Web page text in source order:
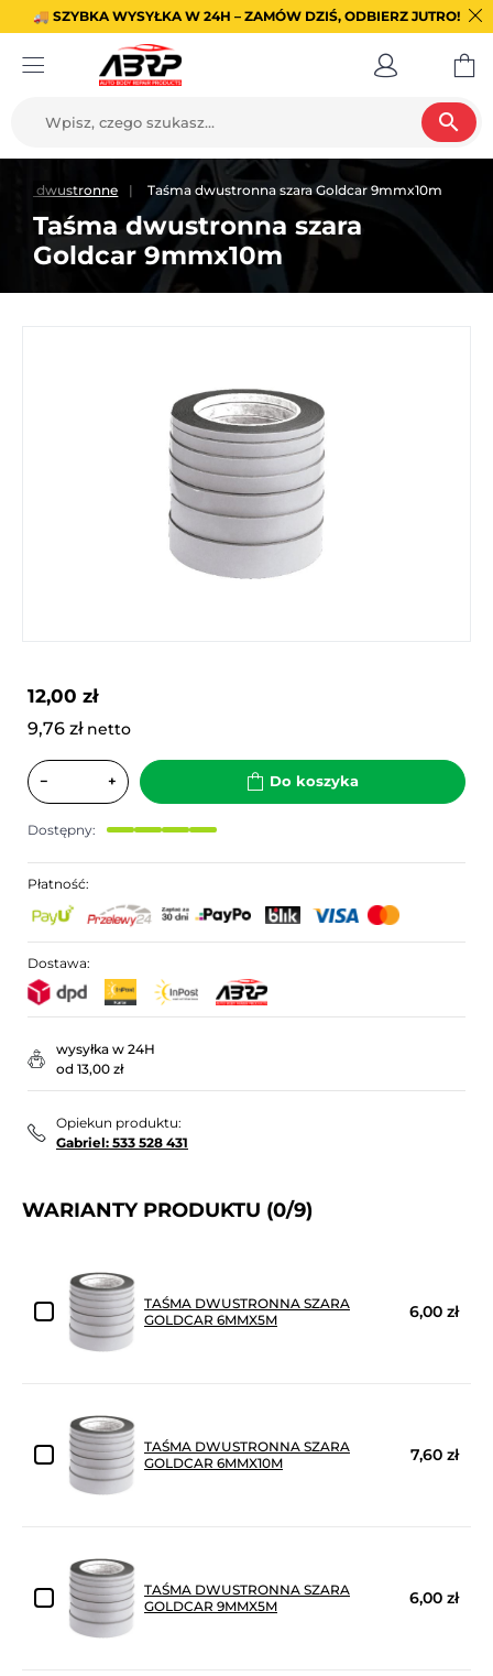
🚚 SZYBKA WYSYŁKA W 24H – ZAMÓW DZIŚ, ODBIERZ JUTRO!
search
dwustronne Taśma dwustronna szara Goldcar 9mmx10m
Taśma dwustronna szara
Goldcar 9mmx10m
12,00 zł
9,76 zł netto
− + Do koszyka
Dostępny:
Płatność:
Dostawa:
wysyłka w 24H
od 13,00 zł
Opiekun produktu:
Gabriel: 533 528 431
WARIANTY PRODUKTU (0/9)
TAŚMA DWUSTRONNA SZARA
GOLDCAR 6MMX5M
6,00 zł
TAŚMA DWUSTRONNA SZARA
GOLDCAR 6MMX10M
7,60 zł
TAŚMA DWUSTRONNA SZARA
GOLDCAR 9MMX5M
6,00 zł